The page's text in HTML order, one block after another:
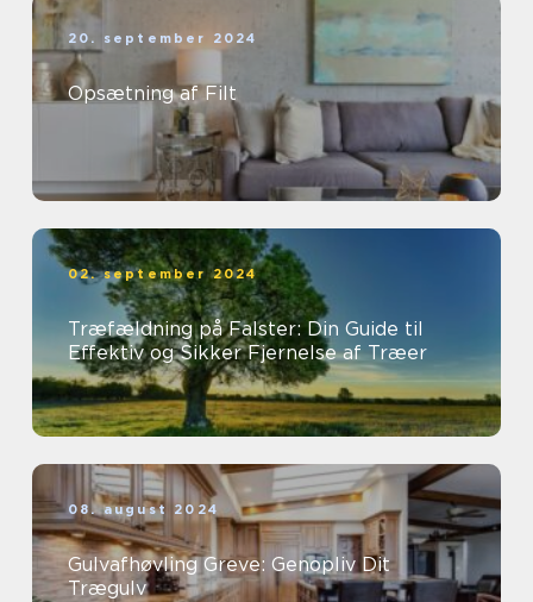
20. september 2024
Opsætning af Filt
02. september 2024
Træfældning på Falster: Din Guide til
Effektiv og Sikker Fjernelse af Træer
08. august 2024
Gulvafhøvling Greve: Genopliv Dit
Trægulv